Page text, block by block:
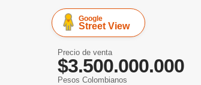
Google
Street View
Precio de venta
$3.500.000.000
Pesos Colombianos